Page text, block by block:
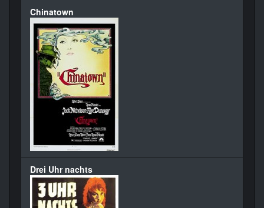
Chinatown
Drei Uhr nachts